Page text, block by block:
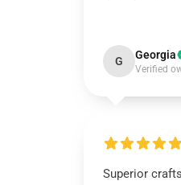
G Georgia
Verified
Superior